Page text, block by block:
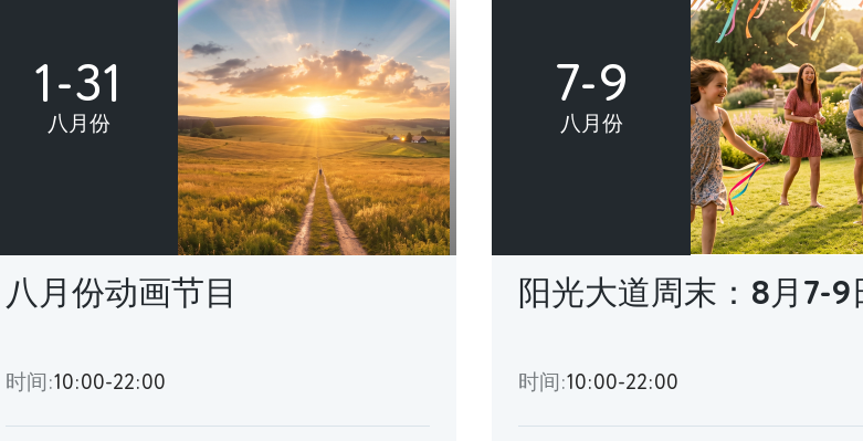
1-31
八月份
八月份动画节目
时间:10:00-22:00
7-9
八月份
阳光大道周末：8月7-9
时间:10:00-22:00